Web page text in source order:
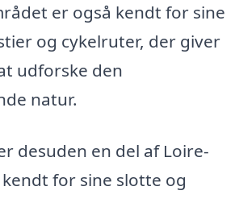
er også kendt for sine
og cykelruter, der giver
udforske den
natur.
desuden en del af Loire-
for sine slotte og